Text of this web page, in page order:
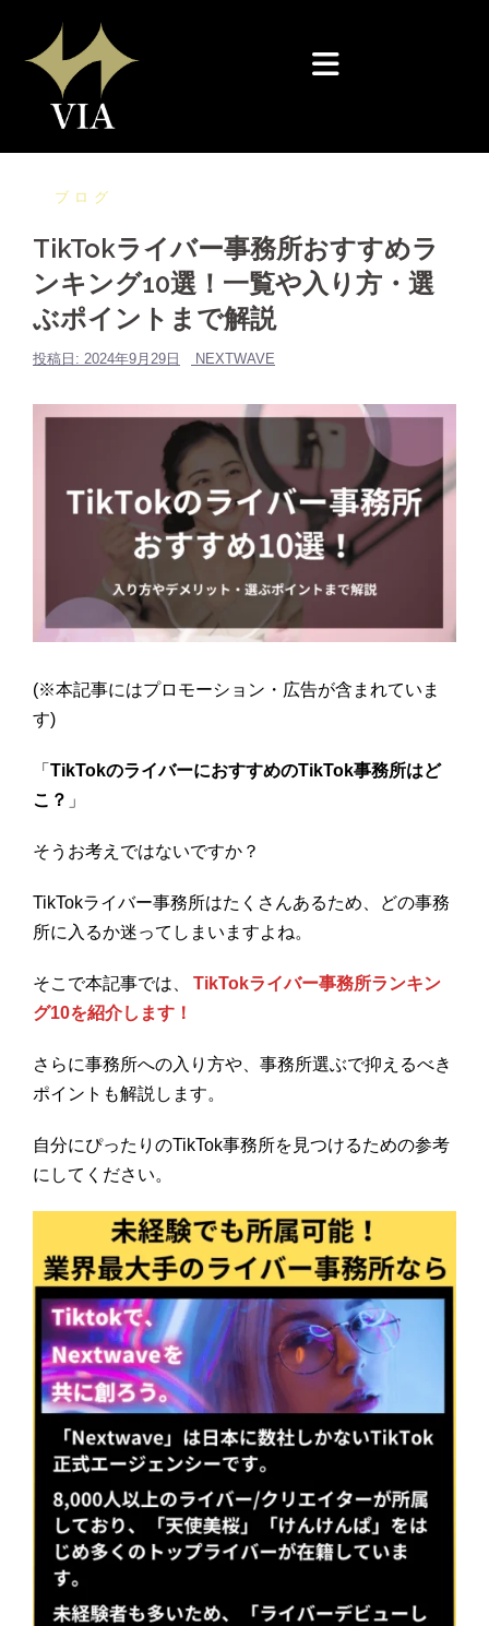
ブログ
TikTokライバー事務所おすすめラ
ンキング10選！一覧や入り方・選
ぶポイントまで解説
投稿日: 2024年9月29日 NEXTWAVE
(※本記事にはプロモーション・広告が含まれていま
す)
「 TikTokのライバーにおすすめのTikTok事務所はど
こ？ 」
そうお考えではないですか？
TikTokライバー事務所はたくさんあるため、どの事務
所に入るか迷ってしまいますよね。
そこで本記事では、
TikTokライバー事務所ランキン
グ10を紹介します！
さらに事務所への入り方や、事務所選ぶで抑えるべき
ポイントも解説します。
自分にぴったりのTikTok事務所を見つけるための参考
にしてください。